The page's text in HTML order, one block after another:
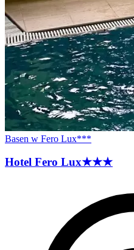
Basen w Fero Lux***
Hotel Fero Lux★★★